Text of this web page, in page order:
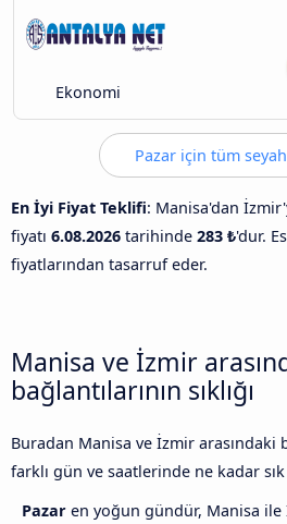
Ekonomi
Pazar için tüm
En İyi Fiyat Teklifi: Manisa'dan
fiyatı 6.08.2026 tarihinde 283 ₺'dur.
fiyatlarından tasarruf eder.
Manisa ve İzmir
bağlantılarının sıklığı
Buradan Manisa ve İzmir arasındaki
farklı gün ve saatlerinde ne kadar
Pazar en yoğun gündür, Manisa ile